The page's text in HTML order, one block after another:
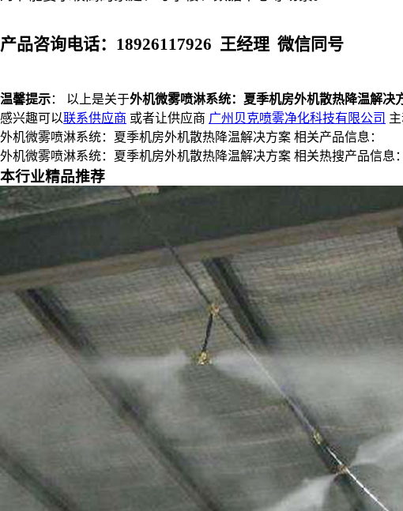
产品咨询电话：18926117926 王经理 微信同号
温馨提示： 以上是关于外机微雾喷淋系统：夏季机房外机散热降温解决
感兴趣可以联系供应商 或者让供应商 广州贝克喷雾净化科技有限公司
外机微雾喷淋系统：夏季机房外机散热降温解决方案 相关产品信息：
外机微雾喷淋系统：夏季机房外机散热降温解决方案 相关热搜产品信息：
本行业精品推荐